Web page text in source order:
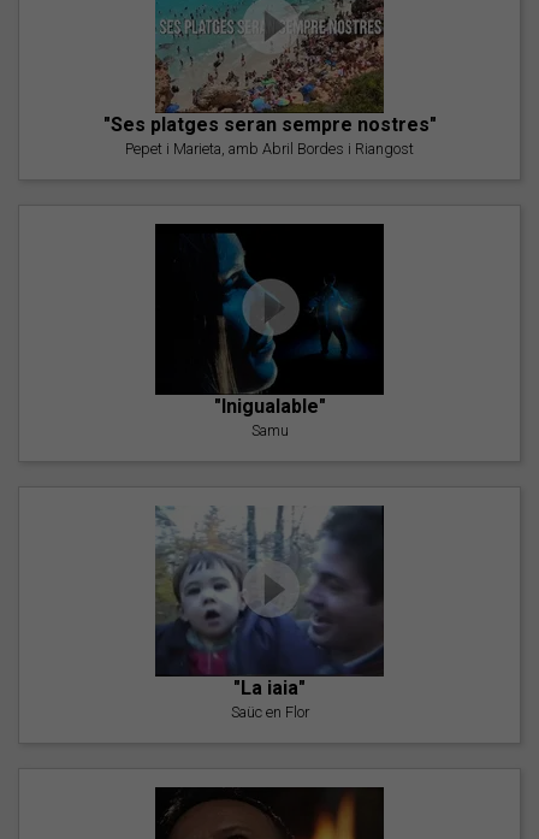
"Ses platges seran sempre nostres"
Pepet i Marieta, amb Abril Bordes i Riangost
"Inigualable"
Samu
"La iaia"
Saüc en Flor